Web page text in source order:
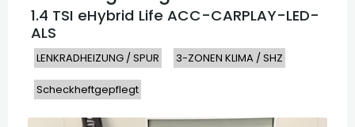
1.4 TSI eHybrid Life ACC-CARPLAY-LED-
ALS
LENKRADHEIZUNG / SPUR 3-ZONEN KLIMA / SHZ
Scheckheftgepflegt